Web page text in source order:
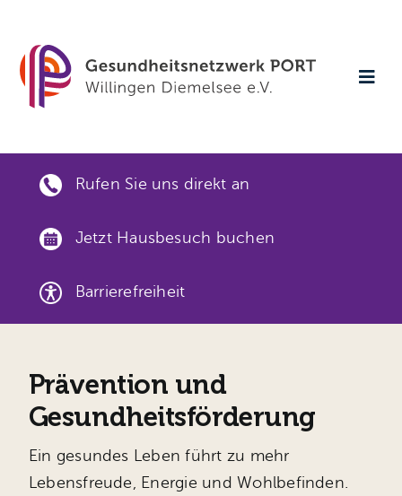
content
Rufen Sie uns direkt an
Jetzt Hausbesuch buchen
Barrierefreiheit
Prävention und
Gesundheitsförderung
Ein gesundes Leben führt zu mehr
Lebensfreude, Energie und Wohlbefinden.